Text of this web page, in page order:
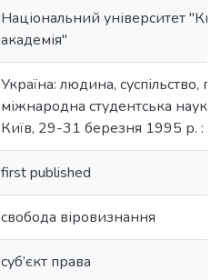
Національний університет
академія"
Україна: людина, суспільство,
міжнародна студентська
Київ, 29-31 березня 1995 р. :
first published
свобода віровизнання
суб’єкт права